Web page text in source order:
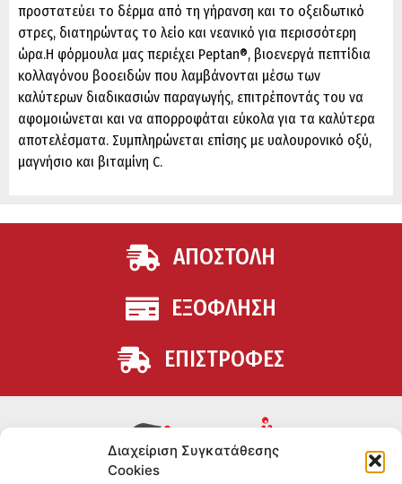
Διαχείριση Συγκατάθεσης
Cookies
προστατεύει το δέρμα από τη γήρανση και το οξειδωτικό
στρες, διατηρώντας το λείο και νεανικό για περισσότερη
ώρα.Η φόρμουλα μας περιέχει Peptan®, βιοενεργά πεπτίδια
κολλαγόνου βοοειδών που λαμβάνονται μέσω των
καλύτερων διαδικασιών παραγωγής, επιτρέποντάς του να
αφομοιώνεται και να απορροφάται εύκολα για τα καλύτερα
αποτελέσματα. Συμπληρώνεται επίσης με υαλουρονικό οξύ,
μαγνήσιο και βιταμίνη C.
ΑΠΟΣΤΟΛΗ
ΕΞΟΦΛΗΣΗ
ΕΠΙΣΤΡΟΦΕΣ